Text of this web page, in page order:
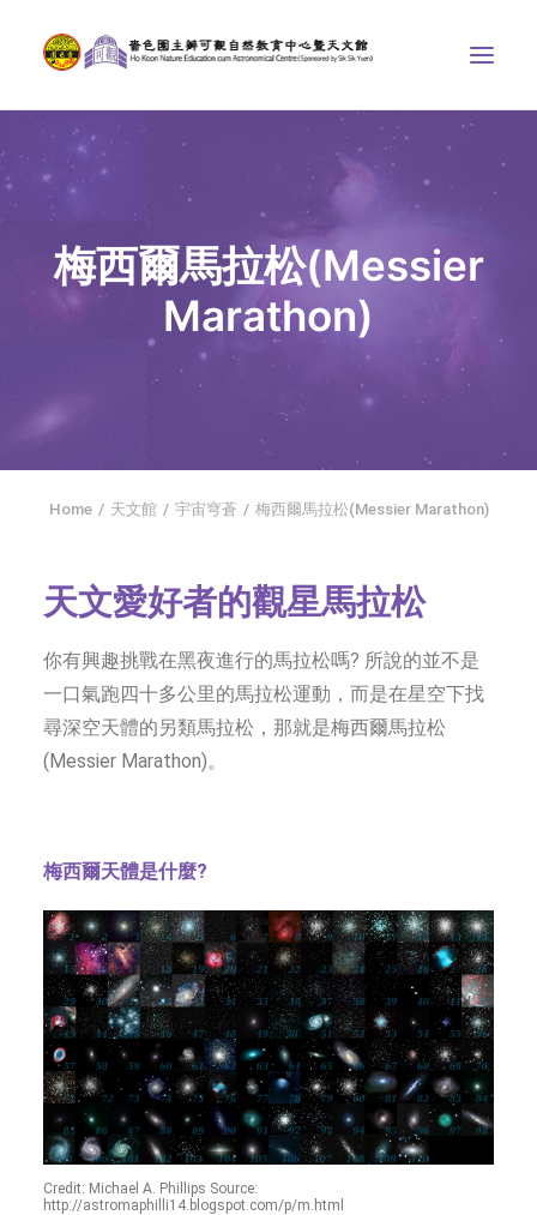
中心介紹
學界課程
天文館
博物天地
字型大小
梅西爾馬拉松(Messier
Marathon)
Home 天文館 宇宙穹蒼 梅西爾馬拉松(Messier Marathon)
天文愛好者的觀星馬拉松
你有興趣挑戰在黑夜進行的馬拉松嗎? 所說的並不是
一口氣跑四十多公里的馬拉松運動，而是在星空下找
尋深空天體的另類馬拉松，那就是梅西爾馬拉松
(Messier Marathon)。
梅西爾天體是什麼?
Credit: Michael A. Phillips Source:
http://astromaphilli14.blogspot.com/p/m.html